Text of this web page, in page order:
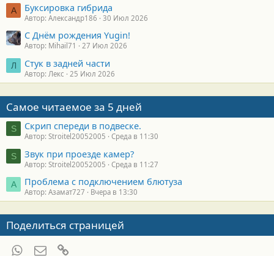
А Буксировка гибрида
Автор: Александр186 30 Июл 2026
С Днём рождения Yugin!
Автор: Mihail71 27 Июл 2026
Л Стук в задней части
Автор: Лекс 25 Июл 2026
Самое читаемое за 5 дней
S Скрип спереди в подвеске.
Автор: Stroitel20052005 Среда в 11:30
S Звук при проезде камер?
Автор: Stroitel20052005 Среда в 11:27
А Проблема с подключением блютуза
Автор: Азамат727 Вчера в 13:30
Поделиться страницей
WhatsAppЭлектронная почта